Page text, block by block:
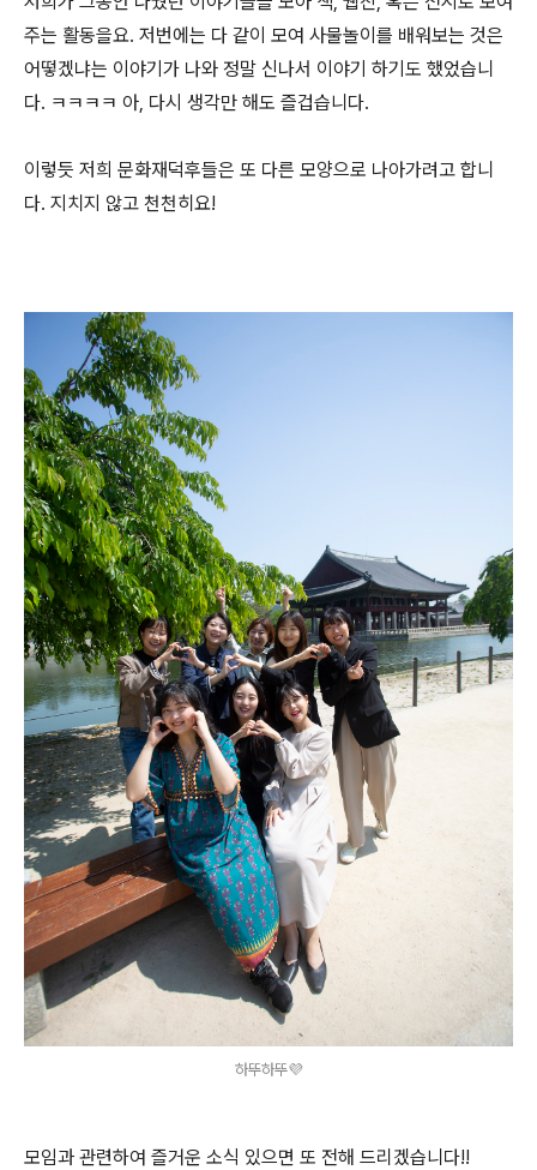
주는 활동을요. 저번에는 다 같이 모여 사물놀이를 배워보는 것은
어떻겠냐는 이야기가 나와 정말 신나서 이야기 하기도 했었습니
다. ㅋㅋㅋㅋ 아, 다시 생각만 해도 즐겁습니다.
이렇듯 저희 문화재덕후들은 또 다른 모양으로 나아가려고 합니
다. 지치지 않고 천천히요!
하뚜하뚜💜
모임과 관련하여 즐거운 소식 있으면 또 전해 드리겠습니다!!